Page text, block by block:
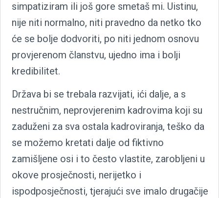
simpatiziram ili još gore smetaš mi. Uistinu,
nije niti normalno, niti pravedno da netko tko
će se bolje dodvoriti, po niti jednom osnovu
provjerenom članstvu, ujedno ima i bolji
kredibilitet.
Država bi se trebala razvijati, ići dalje, a s
nestručnim, neprovjerenim kadrovima koji su
zaduženi za sva ostala kadroviranja, teško da
se možemo kretati dalje od fiktivno
zamišljene osi i to često vlastite, zarobljeni u
okove prosječnosti, nerijetko i
ispodposječnosti, tjerajući sve imalo drugačije